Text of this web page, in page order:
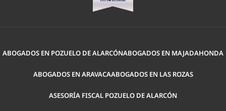
ABOGADOS EN POZUELO DE ALARCÓNABOGADOS EN MAJADAHONDA
ABOGADOS EN ARAVACAABOGADOS EN LAS ROZAS
ASESORÍA FISCAL POZUELO DE ALARCÓN